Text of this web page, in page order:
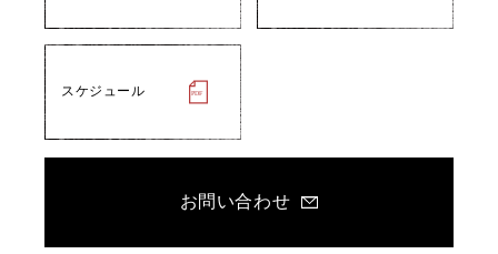
スケジュール
お問い合わせ